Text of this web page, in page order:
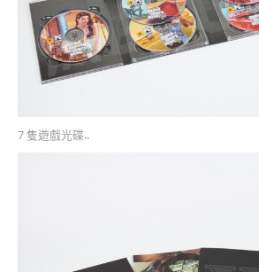
7 隻遊戲光碟..